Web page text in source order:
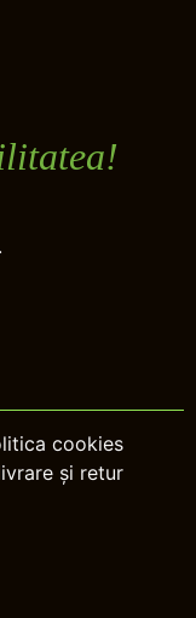
cookies
și retur